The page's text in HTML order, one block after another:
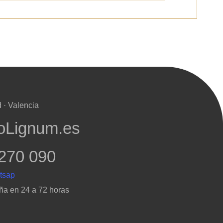
· Valencia
090
en 24 a 72 horas